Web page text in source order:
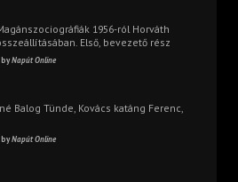
1956-ról Horváth
Első, bevezető rész
Napút Online
Balog Tünde, Kovács katáng Ferenc,
Napút Online